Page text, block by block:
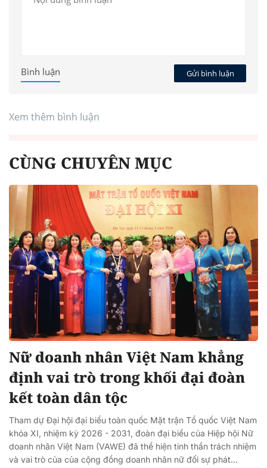
Gửi bình luận
Bình luận
Xem thêm bình luận
CÙNG CHUYÊN MỤC
Nữ doanh nhân Việt Nam khẳng
định vai trò trong khối đại đoàn
kết toàn dân tộc
Tham dự Đại hội đại biểu toàn quốc Mặt trận Tổ quốc Việt Nam
khóa XI, nhiệm kỳ 2026 - 2031, đoàn đại biểu của Hiệp hội Nữ
doanh nhân Việt Nam (VAWE) đã thể hiện tinh thần trách nhiệm
và vai trò của của cộng đồng doanh nhân nữ đối sự phát...